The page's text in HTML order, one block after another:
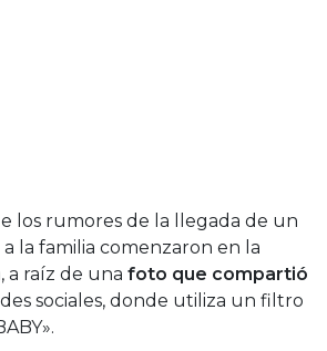
los rumores de la llegada de un
la familia comenzaron en la
a raíz de una foto que compartió
sociales, donde utiliza un filtro